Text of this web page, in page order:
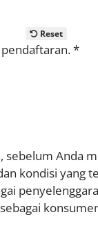
Reset
pendaftaran.*
sebelum
kondisi yang